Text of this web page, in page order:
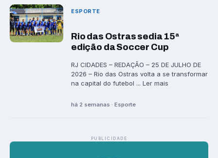
ESPORTE
Rio das Ostras sedia 15ª
edição da Soccer Cup
RJ CIDADES – REDAÇÃO – 25 DE JULHO DE
2026 – Rio das Ostras volta a se transformar
na capital do futebol ... Ler mais
há 2 semanas · Esporte
PUBLICIDADE